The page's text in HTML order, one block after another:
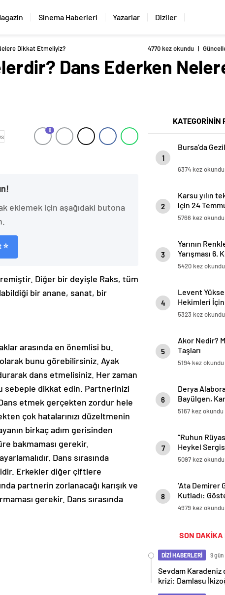
Sinema Haberleri Yazarlar Diziler
Dikkat Etmeliyiz? 4770 kez okundu |
Dans Ederken
0
eklemek için aşağıdaki butona
Diğer bir deyişle Raks, tüm
bir anane, sanat, bir
arasında en önemlisi bu.
olarak bunu görebilirsiniz. Ayak
dans etmelisiniz. Her zaman
sebeple dikkat edin. Partnerinizi
etmek gerçekten zordur hele
çok hatalarınızı düzeltmenin
birkaç adım gerisinden
bakmaması gerekir.
Dans sırasında
Erkekler diğer çiftlere
partnerin zorlanacağı karışık ve
gerekir. Dans sırasında
KATEGORİNİN
1
Bursa’da
6374 kez okundu
2
Karsu yılın
için 24
5766 kez okundu
3
Yarının
Yarışması 6.
5420 kez okundu
4
Levent
Hekimleri
5323 kez okundu
5
Akor Nedir?
Taşları
5194 kez okundu
6
Derya
Bayülgen,
Sahneyi
5167 kez okundu
7
“Ruhun
Heykel
Ankara’da
5097 kez okundu
8
‘Ata Demirer
Kutladı:
Pastalı Çifte
4979 kez okundu
SON DAKİKA
DİZİ HABERLERİ 9
Sevdam Karadeniz
krizi: Damlasu